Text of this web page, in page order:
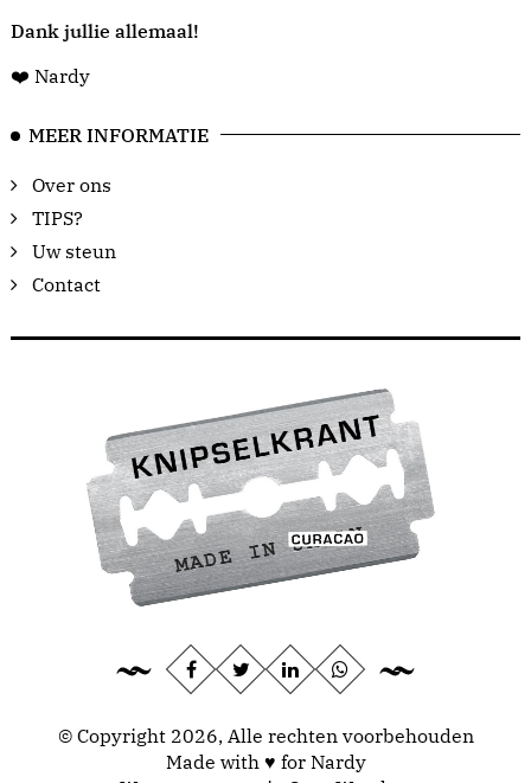
Dank jullie allemaal!
❤️ Nardy
MEER INFORMATIE
Over ons
TIPS?
Uw steun
Contact
© Copyright 2026, Alle rechten voorbehouden
Made with ♥ for Nardy